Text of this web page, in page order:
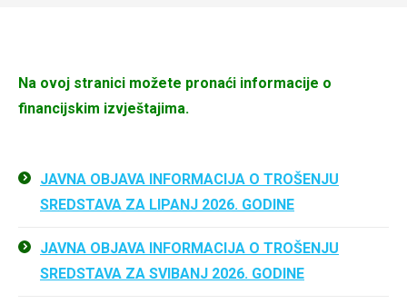
Na ovoj stranici možete pronaći informacije o
financijskim izvještajima.
JAVNA OBJAVA INFORMACIJA O TROŠENJU
SREDSTAVA ZA LIPANJ 2026. GODINE
JAVNA OBJAVA INFORMACIJA O TROŠENJU
SREDSTAVA ZA SVIBANJ 2026. GODINE